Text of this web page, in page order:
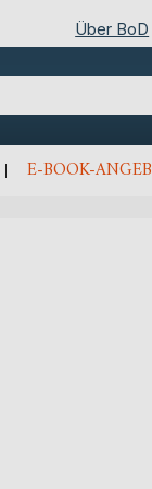
Über BoD
E-BOOK-